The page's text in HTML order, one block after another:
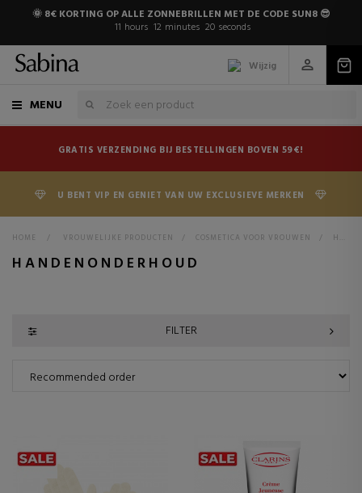
🌞 8€ KORTING OP ALLE ZONNEBRILLEN MET DE CODE SUN8 😎
11 hours 12 minutes 19 seconds
Wijzig
MENU
GRATIS VERZENDING BIJ BESTELLINGEN BOVEN 59€!
U BENT VIP EN GENIET VAN UW EXCLUSIEVE MERKEN
HOME > VROUWELIJKE PRODUCTEN > COSMETICA VOOR VROUWEN > HANDENONDERHOUD
HANDENONDERHOUD
FILTER